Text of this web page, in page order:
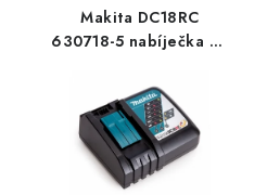
Makita DC18RC
630718-5 nabíječka Li-